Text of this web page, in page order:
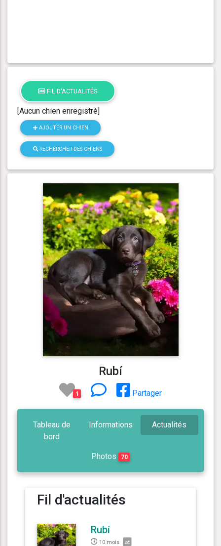
FIL D'ACTUALITÉS
[Aucun chien enregistré]
AJOUTER UN CHIEN
RECHERCHER DES CHIENS
Rubí
1 Partager
Tableau de
bord
Informations Actualités
Photos 70
Fil d'actualités
Rubí
10 mois